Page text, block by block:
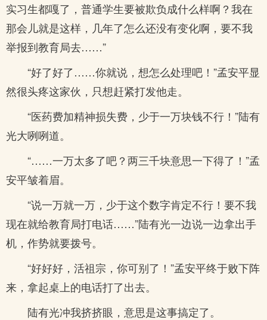
实习生都嘎了，普通学生要被欺负成什么样啊？我在
那会儿就是这样，几年了怎么还没有变化啊，要不我
举报到教育局去……”
“好了好了……你就说，想怎么处理吧！”孟安平显
然很头疼这家伙，只想赶紧打发他走。
“医药费加精神损失费，少于一万块钱不行！”陆有
光大咧咧道。
“……一万太多了吧？两三千块意思一下得了！”孟
安平皱着眉。
“说一万就一万，少于这个数字肯定不行！要不我
现在就给教育局打电话……”陆有光一边说一边拿出手
机，作势就要拨号。
“好好好，活祖宗，你可别了！”孟安平终于败下阵
来，拿起桌上的电话打了出去。
陆有光冲我挤挤眼，意思是这事搞定了。